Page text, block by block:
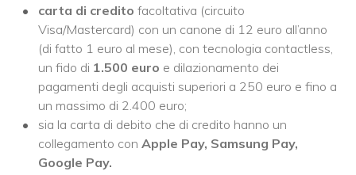
carta di credito facoltativa (circuito
Visa/Mastercard) con un canone di 12 euro all’anno
(di fatto 1 euro al mese), con tecnologia contactless,
un fido di 1.500 euro e dilazionamento dei
pagamenti degli acquisti superiori a 250 euro e fino a
un massimo di 2.400 euro;
sia la carta di debito che di credito hanno un
collegamento con Apple Pay, Samsung Pay,
Google Pay.